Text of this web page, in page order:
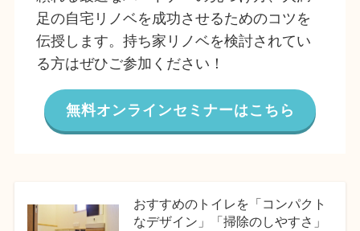
足の自宅リノベを成功させるためのコツを
伝授します。持ち家リノベを検討されてい
る方はぜひご参加ください！
無料オンラインセミナーはこちら
おすすめのトイレを「コンパクト
なデザイン」「掃除のしやすさ」